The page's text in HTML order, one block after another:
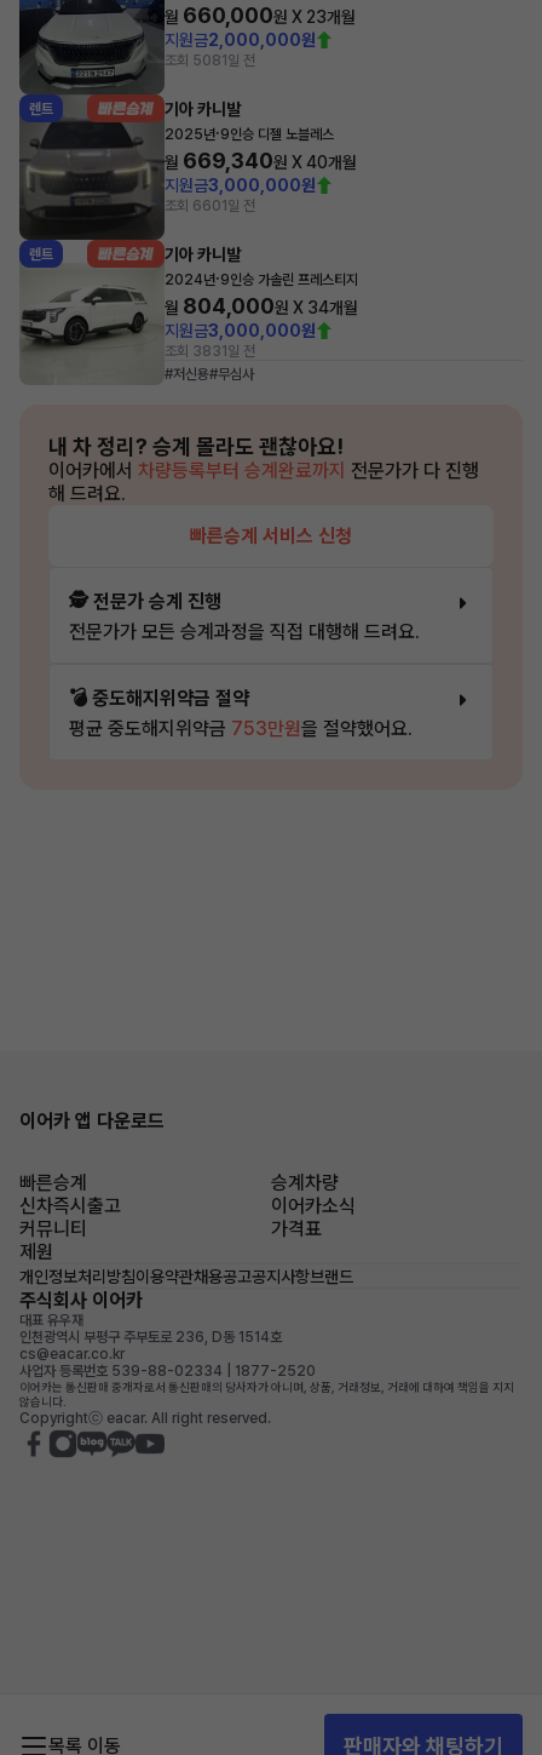
목록 이동 판매자와 채팅하기
월 660,000원 X 23개월
지원금2,000,000원
조회 5081일 전
렌트 기아 카니발
2025년·9인승 디젤 노블레스
월 669,340원 X40개월
지원금3,000,000원
조회 6601일 전
렌트 기아 카니발
2024년·9인승 가솔린 프레스티지
월 804,000원 X 34개월
지원금3,000,000원
조회 3831일 전
#저신용#무심사
내 차 정리? 승계 몰라도 괜찮아요!
이어카에서 차량등록부터 승계완료까지 전문가가 다 진행
해 드려요.
빠른승계 서비스 신청
🕵️ 전문가 승계 진행
전문가가 모든 승계과정을 직접 대행해 드려요.
💣 중도해지위약금 절약
평균 중도해지위약금 753만원을 절약했어요.
이어카 앱 다운로드
빠른승계
승계차량
신차즉시출고
이어카소식
커뮤니티
가격표
제원
개인정보처리방침이용약관채용공고공지사항브랜드
주식회사 이어카
대표 유우재
인천광역시 부평구 주부토로 236, D동 1514호
cs@eacar.co.kr
사업자 등록번호 539-88-02334 | 1877-2520
이어카는 통신판매 중개자로서 통신판매의 당사자가 아니며, 상품, 거래정보, 거래에 대하여 책임을 지지
않습니다.
Copyrightⓒ eacar. All right reserved.